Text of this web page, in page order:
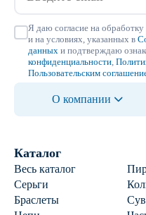
Я даю согласие на
и на условиях, указанных в
данных и подтверждаю
конфиденциальности
Пользовательским
О компании
Каталог
Весь каталог
Серьги
Браслеты